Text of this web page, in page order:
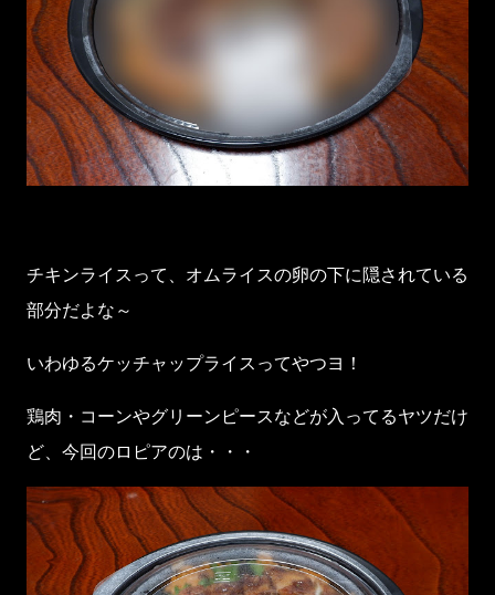
チキンライスって、オムライスの卵の下に隠されている
部分だよな～
いわゆるケッチャップライスってやつヨ！
鶏肉・コーンやグリーンピースなどが入ってるヤツだけ
ど、今回のロピアのは・・・